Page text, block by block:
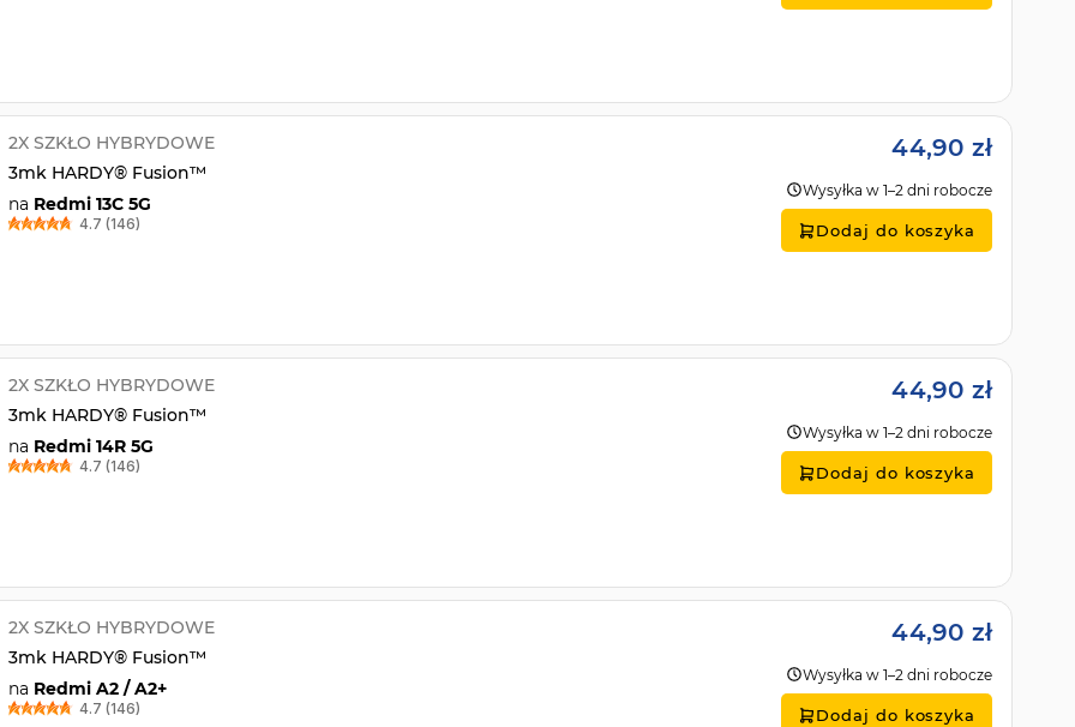
2X SZKŁO HYBRYDOWE
3mk HARDY® Fusion™
na Redmi 13C 5G
4.7 (146)
44,90 zł
Wysyłka w 1–2 dni robocze
Dodaj do koszyka
2X SZKŁO HYBRYDOWE
3mk HARDY® Fusion™
na Redmi 14R 5G
4.7 (146)
44,90 zł
Wysyłka w 1–2 dni robocze
Dodaj do koszyka
2X SZKŁO HYBRYDOWE
3mk HARDY® Fusion™
na Redmi A2 / A2+
4.7 (146)
44,90 zł
Wysyłka w 1–2 dni robocze
Dodaj do koszyka